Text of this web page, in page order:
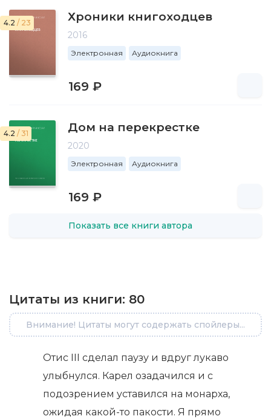
4.2 / 23 Хроники книгоходцев
2016
Электронная Аудиокнига
169 ₽
4.2 / 31 Дом на перекрестке
2020
Электронная Аудиокнига
169 ₽
Показать все книги автора
Цитаты из книги: 80
Внимание! Цитаты могут содержать спойлеры...
Отис III сделал паузу и вдруг лукаво
улыбнулся. Карел озадачился и с
подозрением уставился на монарха,
ожидая какой-то пакости. Я прямо